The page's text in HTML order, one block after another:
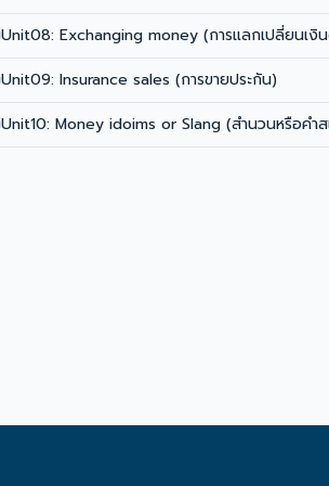
Unit08: Exchanging money (การแลกเปลี่ยนเงิ
Unit09: Insurance sales (การขายประกัน)
Unit10: Money idoims or Slang (สำนวนหรือคำ